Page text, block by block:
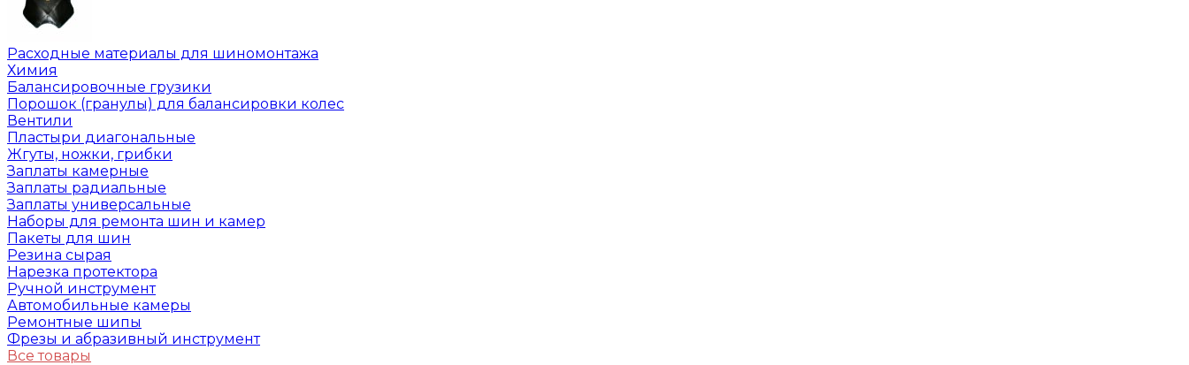
Расходные материалы для шиномонтажа
Химия
Балансировочные грузики
Порошок (гранулы) для балансировки колес
Вентили
Пластыри диагональные
Жгуты, ножки, грибки
Заплаты камерные
Заплаты радиальные
Заплаты универсальные
Наборы для ремонта шин и камер
Пакеты для шин
Резина сырая
Нарезка протектора
Ручной инструмент
Автомобильные камеры
Ремонтные шипы
Фрезы и абразивный инструмент
Все товары